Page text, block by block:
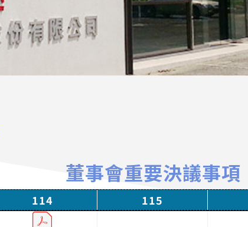
董事會重要決議事項
114 115